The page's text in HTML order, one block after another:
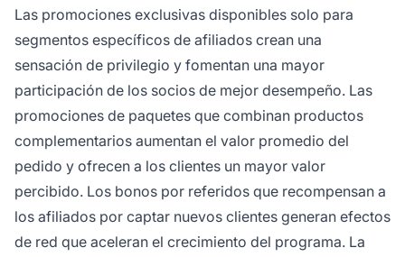
Las promociones exclusivas disponibles solo para
segmentos específicos de afiliados crean una
sensación de privilegio y fomentan una mayor
participación de los socios de mejor desempeño. Las
promociones de paquetes que combinan productos
complementarios aumentan el valor promedio del
pedido y ofrecen a los clientes un mayor valor
percibido. Los bonos por referidos que recompensan a
los afiliados por captar nuevos clientes generan efectos
de red que aceleran el crecimiento del programa. La